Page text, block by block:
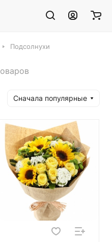
Подсолнухи
Сначала популярные